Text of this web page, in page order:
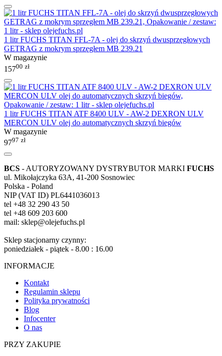
1 litr FUCHS TITAN FFL-7A - olej do skrzyń dwusprzęgłowych
GETRAG z mokrym sprzęgłem MB 239.21
W magazynie
15700 zł
1 litr FUCHS TITAN ATF 8400 ULV - AW-2 DEXRON ULV
MERCON ULV olej do automatycznych skrzyń biegów
W magazynie
9797 zł
BCS - AUTORYZOWANY DYSTRYBUTOR MARKI FUCHS
ul. Mikołajczyka 63A, 41-200 Sosnowiec
Polska - Poland
NIP (VAT ID) PL6441036013
tel +48 32 290 43 50
tel +48 609 203 600
mail: sklep@olejefuchs.pl
Sklep stacjonarny czynny:
poniedziałek - piątek - 8.00 : 16.00
INFORMACJE
Kontakt
Regulamin sklepu
Polityka prywatności
Blog
Infocenter
O nas
PRZY ZAKUPIE